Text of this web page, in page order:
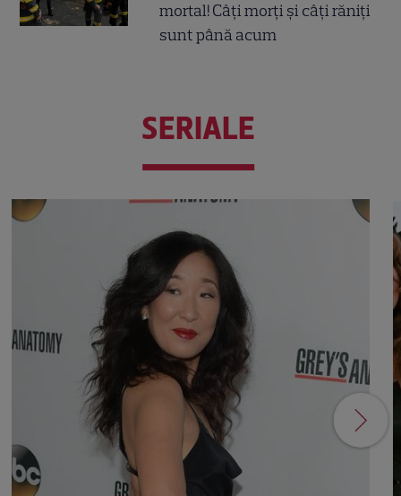
mortal! Câți morți și câți răniți
sunt până acum
SERIALE